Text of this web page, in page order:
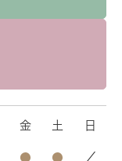
金 土 日
● ● ／